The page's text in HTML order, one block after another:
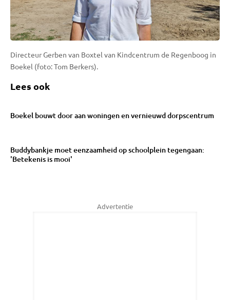
Directeur Gerben van Boxtel van Kindcentrum de Regenboog in
Boekel (foto: Tom Berkers).
Lees ook
Boekel bouwt door aan woningen en vernieuwd dorpscentrum
Buddybankje moet eenzaamheid op schoolplein tegengaan:
'Betekenis is mooi'
Advertentie